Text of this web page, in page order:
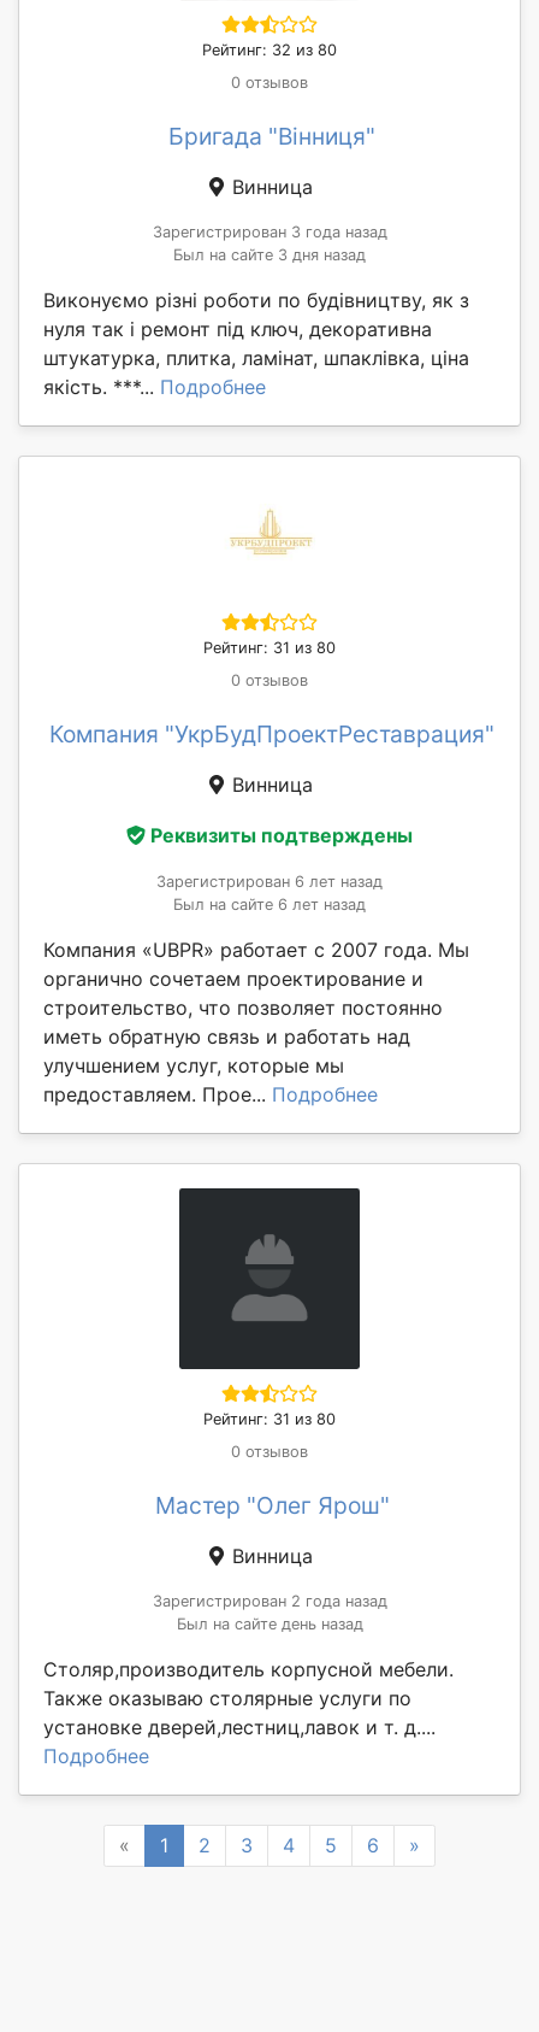
Рейтинг: 32 из 80
0 отзывов
Бригада "Вінниця"
Винница
Зарегистрирован 3 года назад
Был на сайте 3 дня назад
Виконуємо різні роботи по будівництву, як з
нуля так і ремонт під ключ, декоративна
штукатурка, плитка, ламінат, шпаклівка, ціна
якість. ***... Подробнее
Рейтинг: 31 из 80
0 отзывов
Компания "УкрБудПроектРеставрация"
Винница
Реквизиты подтверждены
Зарегистрирован 6 лет назад
Был на сайте 6 лет назад
Компания «UBPR» работает с 2007 года. Мы
органично сочетаем проектирование и
строительство, что позволяет постоянно
иметь обратную связь и работать над
улучшением услуг, которые мы
предоставляем. Прое... Подробнее
Рейтинг: 31 из 80
0 отзывов
Мастер "Олег Ярош"
Винница
Зарегистрирован 2 года назад
Был на сайте день назад
Столяр,производитель корпусной мебели.
Также оказываю столярные услуги по
установке дверей,лестниц,лавок и т. д....
Подробнее
« Previous
1 2 3 4 5 6 »